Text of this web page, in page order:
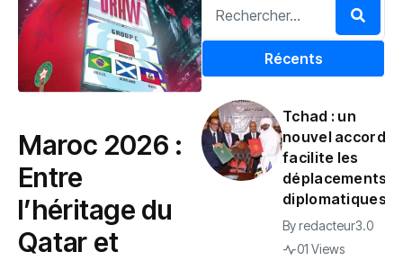
Maroc 2026 :
Entre
l’héritage du
Qatar et
Récents
Tchad : un
nouvel accord
facilite les
déplacements
diplomatiques
Byredacteur3.0
01 Views